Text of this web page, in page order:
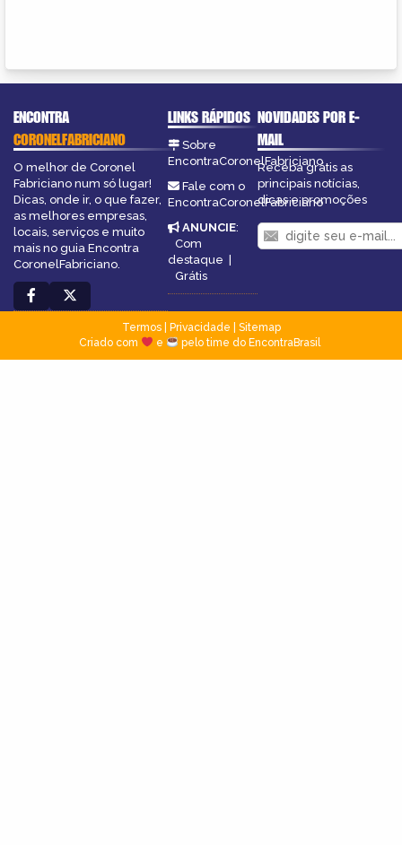
ENCONTRA
CORONELFABRICIANO
O melhor de Coronel
Fabriciano num só lugar!
Dicas, onde ir, o que fazer,
as melhores empresas,
locais, serviços e muito
mais no guia Encontra
CoronelFabriciano.
LINKS RÁPIDOS
Sobre
EncontraCoronelFabriciano
Fale com o
EncontraCoronelFabriciano
ANUNCIE:
Com
destaque |
Grátis
NOVIDADES POR E-
MAIL
Receba grátis as
principais notícias,
dicas e promoções
Termos| Privacidade
Sitemap
Criado com
e pelo time do EncontraBrasil